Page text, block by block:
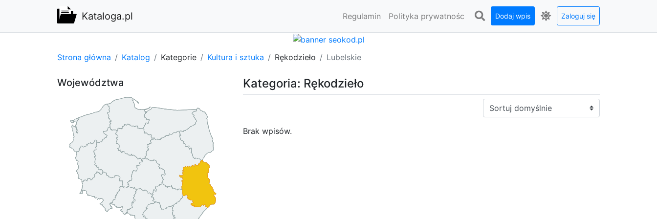
Kataloga.pl Regulamin Polityka prywatnośc Dodaj wpis Zaloguj się
Strona główna Katalog Kategorie Kultura i sztuka Rękodzieło Lubelskie
Kategoria: Rękodzieło
Sortuj:
Brak wpisów.
Województwa